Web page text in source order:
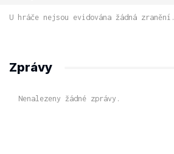
U hráče nejsou evidována žádná zranění.
Zprávy
Nenalezeny žádné zprávy.